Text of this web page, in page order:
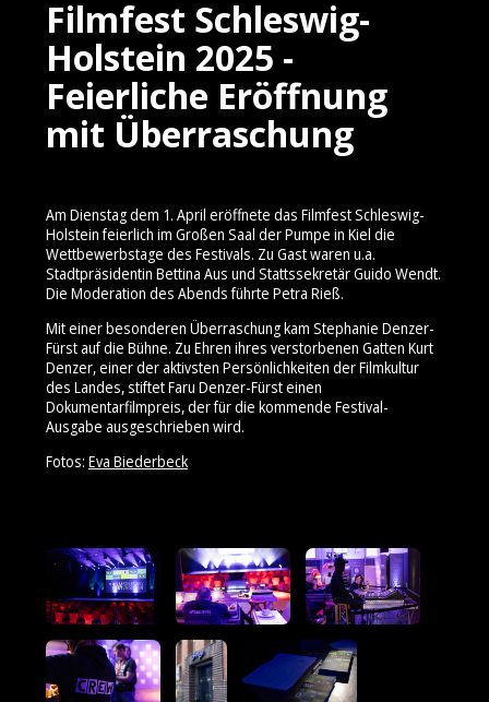
Filmfest Schleswig-
Holstein 2025 -
Feierliche Eröffnung
mit Überraschung
Am Dienstag dem 1. April eröffnete das Filmfest Schleswig-
Holstein feierlich im Großen Saal der Pumpe in Kiel die
Wettbewerbstage des Festivals. Zu Gast waren u.a.
Stadtpräsidentin Bettina Aus und Stattssekretär Guido Wendt.
Die Moderation des Abends führte Petra Rieß.
Mit einer besonderen Überraschung kam Stephanie Denzer-
Fürst auf die Bühne. Zu Ehren ihres verstorbenen Gatten Kurt
Denzer, einer der aktivsten Persönlichkeiten der Filmkultur
des Landes, stiftet Faru Denzer-Fürst einen
Dokumentarfilmpreis, der für die kommende Festival-
Ausgabe ausgeschrieben wird.
Fotos: Eva Biederbeck